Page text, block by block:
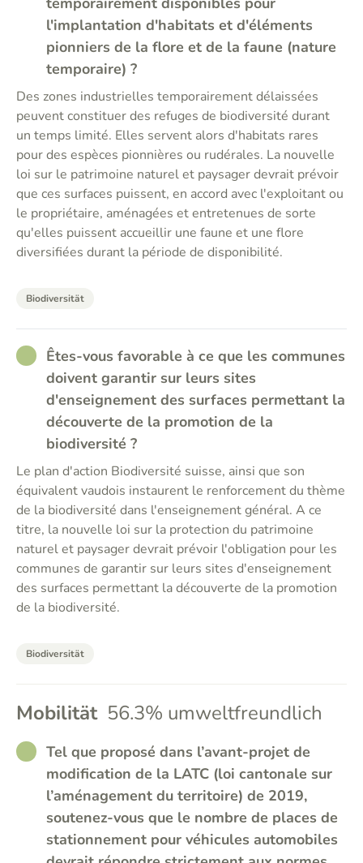
l'implantation d'habitats et d'éléments
pionniers de la flore et de la faune (nature
temporaire) ?
Des zones industrielles temporairement délaissées
peuvent constituer des refuges de biodiversité durant
un temps limité. Elles servent alors d'habitats rares
pour des espèces pionnières ou rudérales. La nouvelle
loi sur le patrimoine naturel et paysager devrait prévoir
que ces surfaces puissent, en accord avec l'exploitant ou
le propriétaire, aménagées et entretenues de sorte
qu'elles puissent accueillir une faune et une flore
diversifiées durant la période de disponibilité.
Biodiversität
RATHER_GOOD
Êtes-vous favorable à ce que les communes
doivent garantir sur leurs sites
d'enseignement des surfaces permettant la
découverte de la promotion de la
biodiversité ?
Le plan d'action Biodiversité suisse, ainsi que son
équivalent vaudois instaurent le renforcement du thème
de la biodiversité dans l'enseignement général. A ce
titre, la nouvelle loi sur la protection du patrimoine
naturel et paysager devrait prévoir l'obligation pour les
communes de garantir sur leurs sites d'enseignement
des surfaces permettant la découverte de la promotion
de la biodiversité.
Biodiversität
Mobilität 56.3% umweltfreundlich
RATHER_GOOD
Tel que proposé dans l’avant-projet de
modification de la LATC (loi cantonale sur
l’aménagement du territoire) de 2019,
soutenez-vous que le nombre de places de
stationnement pour véhicules automobiles